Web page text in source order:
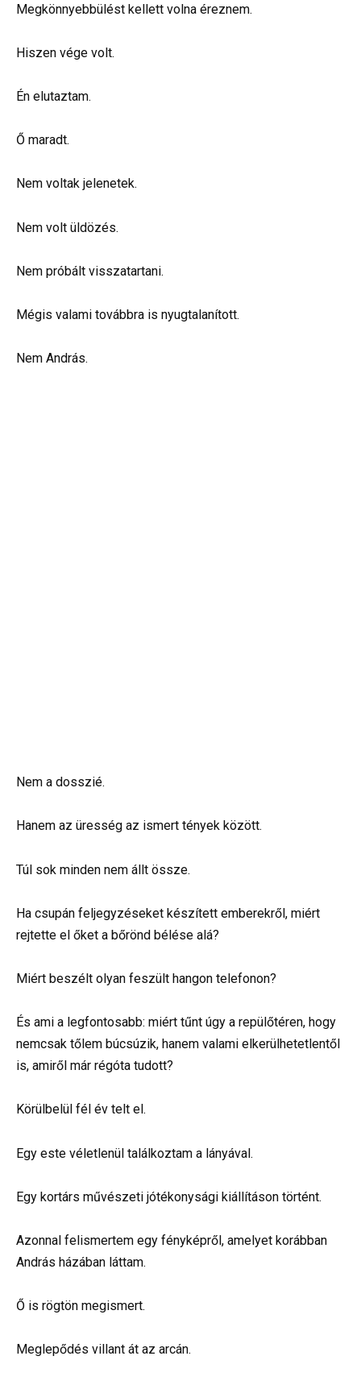
Megkönnyebbülést kellett volna éreznem.
Hiszen vége volt.
Én elutaztam.
Ő maradt.
Nem voltak jelenetek.
Nem volt üldözés.
Nem próbált visszatartani.
Mégis valami továbbra is nyugtalanított.
Nem András.
Nem a dosszié.
Hanem az üresség az ismert tények között.
Túl sok minden nem állt össze.
Ha csupán feljegyzéseket készített emberekről, miért
rejtette el őket a bőrönd bélése alá?
Miért beszélt olyan feszült hangon telefonon?
És ami a legfontosabb: miért tűnt úgy a repülőtéren, hogy
nemcsak tőlem búcsúzik, hanem valami elkerülhetetlentől
is, amiről már régóta tudott?
Körülbelül fél év telt el.
Egy este véletlenül találkoztam a lányával.
Egy kortárs művészeti jótékonysági kiállításon történt.
Azonnal felismertem egy fényképről, amelyet korábban
András házában láttam.
Ő is rögtön megismert.
Meglepődés villant át az arcán.